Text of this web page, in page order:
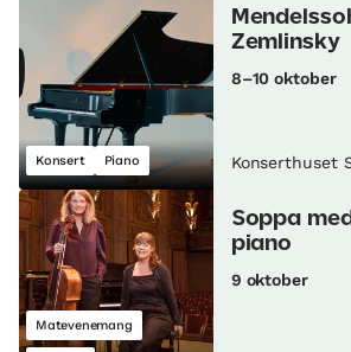
Konsert Piano
Zemlinsky
8–10 oktober
Konserthuset
Matevenemang
Soppa
piano
9 oktober